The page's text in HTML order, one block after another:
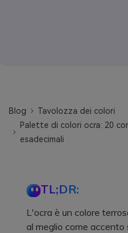
Blog
Tavolozza dei colori
Palette di colori ocra: 20
esadecimali
TL;DR:
L'ocra è un colore
al meglio come